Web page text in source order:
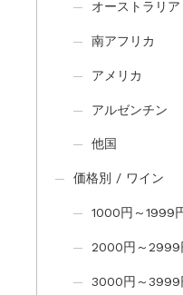
オーストラリア
南アフリカ
アメリカ
アルゼンチン
他国
価格別 / ワイン
1000円～1999
2000円～2999
3000円～3999